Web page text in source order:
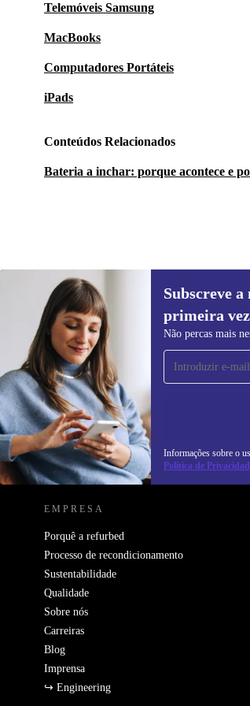
Telemóveis Samsung
MacBooks
Computadores Portáteis
iPads
Conteúdos Relacionados
Bateria a inchar: porque acontece e
180 €399 €
Subscreve a
primeira
Não percas mais
Informações sobre o
Política de
Subscreve a nossa
primeira vez e poupa
Não percas mais nenhuma
REFURBED PORTUGAL -
EMPRESA
Porquê a refurbed
Processo de recondicionamento
Sustentabilidade
Qualidade
Sobre nós
Carreiras
Blog
Imprensa
↪ Engineering